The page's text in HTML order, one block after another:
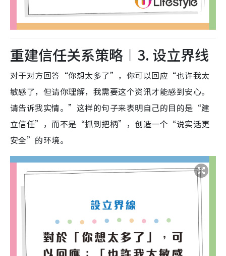
重建信任关系策略︱3. 设立界线
对于对方回答“你想太多了”，你可以回应“也许我太
敏感了，但请你理解，我需要这个资讯才能感到安心。
请告诉我实情。”这样的句子来表明自己的目的是“建
立信任”，而不是“抓到把柄”，创造一个“说实话更
安全”的环境。